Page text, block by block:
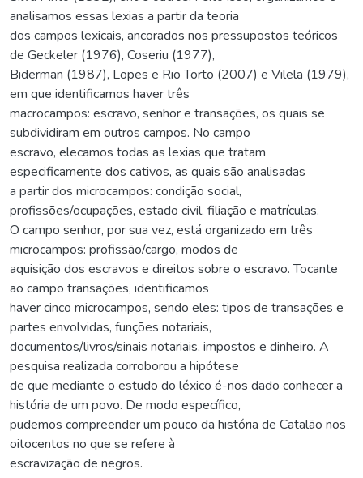
analisamos essas lexias a partir da teoria
dos campos lexicais, ancorados nos pressupostos teóricos
de Geckeler (1976), Coseriu (1977),
Biderman (1987), Lopes e Rio Torto (2007) e Vilela (1979),
em que identificamos haver três
macrocampos: escravo, senhor e transações, os quais se
subdividiram em outros campos. No campo
escravo, elecamos todas as lexias que tratam
especificamente dos cativos, as quais são analisadas
a partir dos microcampos: condição social,
profissões/ocupações, estado civil, filiação e matrículas.
O campo senhor, por sua vez, está organizado em três
microcampos: profissão/cargo, modos de
aquisição dos escravos e direitos sobre o escravo. Tocante
ao campo transações, identificamos
haver cinco microcampos, sendo eles: tipos de transações e
partes envolvidas, funções notariais,
documentos/livros/sinais notariais, impostos e dinheiro. A
pesquisa realizada corroborou a hipótese
de que mediante o estudo do léxico é-nos dado conhecer a
história de um povo. De modo específico,
pudemos compreender um pouco da história de Catalão nos
oitocentos no que se refere à
escravização de negros.